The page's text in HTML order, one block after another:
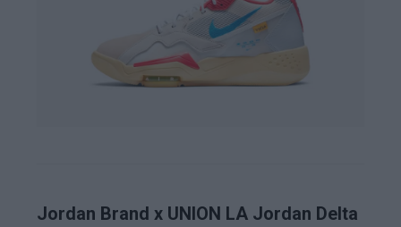
Jordan Brand x UNION LA Jordan Delta